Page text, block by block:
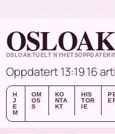
OSLOAKTUELT
Oppdatert 13:1916
H
J
E
M
OM
OS
S
KO
NTA
KT
HIS
TOR
IE